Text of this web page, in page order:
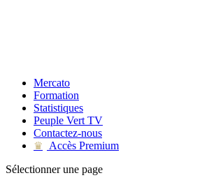
Mercato
Formation
Statistiques
Peuple Vert TV
Contactez-nous
♛
Accès Premium
Sélectionner une page